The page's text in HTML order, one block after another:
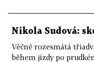
Nikola Sudová:
Věčně rozesmátá
během jízdy po